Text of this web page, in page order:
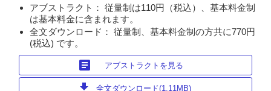
アブストラクト： 従量制は110円（税込）、基本料金制
は基本料金に含まれます。
全文ダウンロード： 従量制、基本料金制の方共に770円
(税込) です。
article アブストラクトを見る
download 全文ダウンロード(1.11MB)